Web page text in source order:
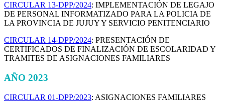
CIRCULAR 13-DPP/2024: IMPLEMENTACIÓN DE LEGAJO
DE PERSONAL INFORMATIZADO PARA LA POLICIA DE
LA PROVINCIA DE JUJUY Y SERVICIO PENITENCIARIO
CIRCULAR 14-DPP/2024: PRESENTACIÓN DE
CERTIFICADOS DE FINALIZACIÓN DE ESCOLARIDAD Y
TRAMITES DE ASIGNACIONES FAMILIARES
AÑO 2023
CIRCULAR 01-DPP/2023: ASIGNACIONES FAMILIARES